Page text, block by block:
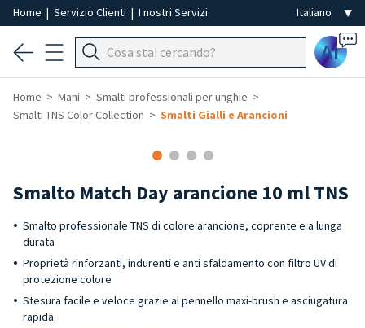
Home | Servizio Clienti | I nostri Servizi
Ai
Home Mani
Smalti professionali per unghie
Smalti TNS Color Collection
Smalti Gialli e Arancioni
Smalto Match Day arancione 10 ml TNS
Smalto professionale TNS di colore arancione, coprente e a lunga
durata
Proprietà rinforzanti, indurenti e anti sfaldamento con filtro UV di
protezione colore
Stesura facile e veloce grazie al pennello maxi-brush e asciugatura
rapida